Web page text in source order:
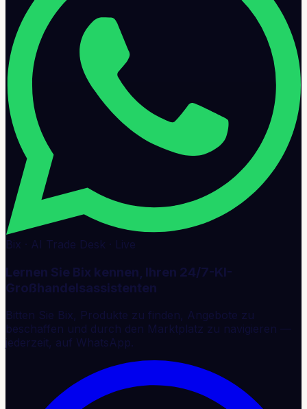
Bix · AI Trade Desk · Live
Lernen Sie Bix kennen, Ihren 24/7-KI-
Großhandelsassistenten
Bitten Sie Bix, Produkte zu finden, Angebote zu
beschaffen und durch den Marktplatz zu navigieren —
jederzeit, auf WhatsApp.